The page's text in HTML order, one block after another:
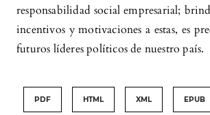
responsabilidad social empresarial;
incentivos y motivaciones a estas, es
futuros líderes políticos de nuestro país.
PDF HTML XML EPUB